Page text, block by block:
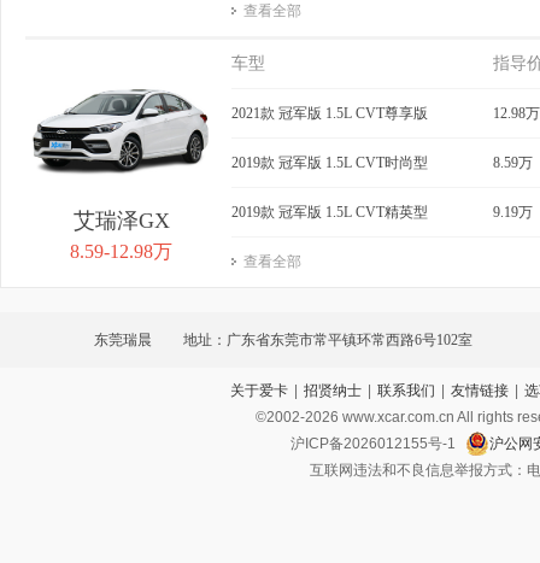
查看全部
艾瑞泽GX
8.59-12.98万
车型 指导
2021款 冠军版 1.5L CVT尊享版 12.98万
2019款 冠军版 1.5L CVT时尚型 8.59万
2019款 冠军版 1.5L CVT精英型 9.19万
查看全部
东莞瑞晨 地址：广东省东莞市常平镇环常西路6号102室
关于爱卡 | 招贤纳士 | 联系我们 | 友情链接 |
©2002-2026 www.xcar.com.cn All rights
沪ICP备2026012155号-1
沪公网
互联网违法和不良信息举报方式：